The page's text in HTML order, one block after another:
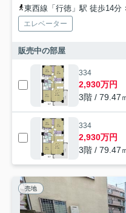
東西線「行徳」駅 徒歩14分
エレベーター
販売中の部屋
334
2,930万円
3階 / 79.47
334
2,930万円
3階 / 79.47
売地